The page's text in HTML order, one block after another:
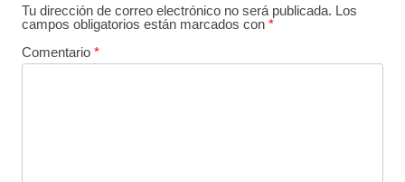
Tu dirección de correo electrónico no será publicada. Los
campos obligatorios están marcados con *
Comentario *